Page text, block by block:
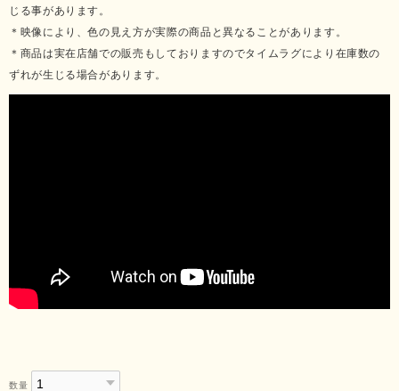
じる事があります。
＊映像により、色の見え方が実際の商品と異なることがあります。
＊商品は実在店舗での販売もしておりますのでタイムラグにより在庫数の
ずれが生じる場合があります。
数量